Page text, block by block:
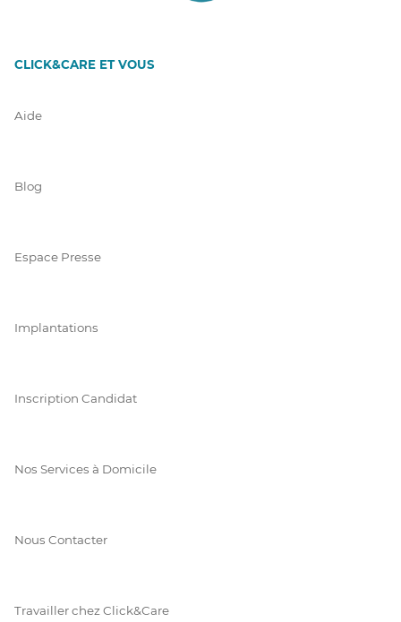
CLICK&CARE ET VOUS
Aide
Blog
Espace Presse
Implantations
Inscription Candidat
Nos Services à Domicile
Nous Contacter
Travailler chez Click&Care